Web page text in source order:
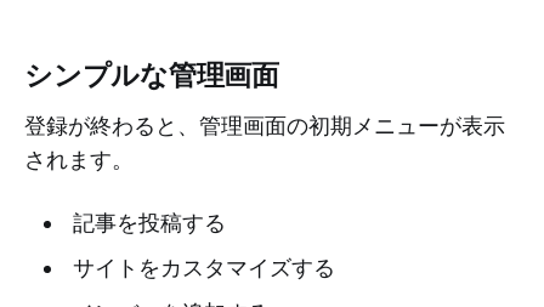
シンプルな管理画面
登録が終わると、管理画面の初期メニューが表示
されます。
記事を投稿する
サイトをカスタマイズする